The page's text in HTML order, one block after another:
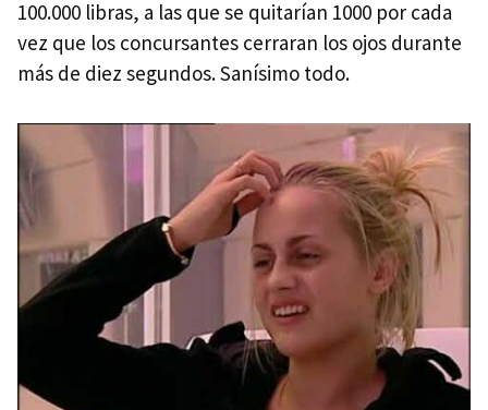
100.000 libras, a las que se quitarían 1000 por cada
vez que los concursantes cerraran los ojos durante
más de diez segundos. Sanísimo todo.